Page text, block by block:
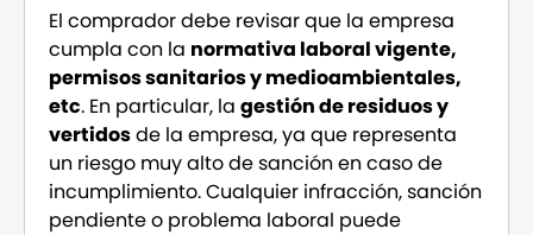
El comprador debe revisar que la empresa
cumpla con la normativa laboral vigente,
permisos sanitarios y medioambientales,
etc. En particular, la gestión de residuos y
vertidosde la empresa, ya que representa
un riesgo muy alto de sanción en caso de
incumplimiento. Cualquier infracción, sanción
pendiente o problema laboral puede